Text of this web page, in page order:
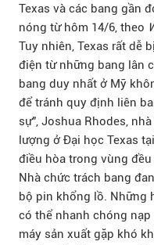
Texas và các bang gần
nóng từ hôm 14/6, theo
Tuy nhiên, Texas rất dễ
điện từ những bang lân
bang duy nhất ở Mỹ
để tránh quy định liên
sự", Joshua Rhodes,
lượng ở Đại học Texas
điều hòa trong vùng
Nhà chức trách bang
bộ pin khổng lồ. Những
có thể nhanh chóng
máy sản xuất gặp khó